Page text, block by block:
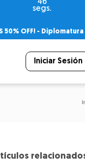
46
segs.
50% OFF! - Diplomatura
– Certificado
Iniciar Sesión